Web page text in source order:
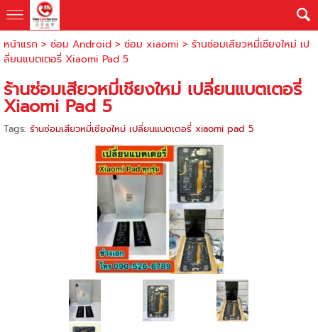
หน้าแรก > ซ่อม Android> ซ่อม xiaomi > ร้านซ่อมเสียวหมี่เชียงใหม่ เป
ลี่ยนแบตเตอรี่ Xiaomi Pad 5
ร้านซ่อมเสียวหมี่เชียงใหม่ เปลี่ยนแบตเตอรี่
Xiaomi Pad 5
Tags: ร้านซ่อมเสียวหมี่เชียงใหม่ เปลี่ยนแบตเตอรี่ xiaomi pad 5